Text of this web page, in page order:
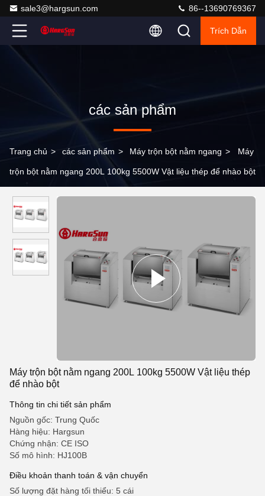
sale3@hargsun.com 86--13690769367
Trích Dẫn
các sản phẩm
Trang chủ > các sản phẩm > Máy trộn bột nằm ngang > Máy
trộn bột nằm ngang 200L 100kg 5500W Vật liệu thép để nhào bột
Máy trộn bột nằm ngang 200L 100kg 5500W Vật liệu thép
để nhào bột
Thông tin chi tiết sản phẩm
Nguồn gốc: Trung Quốc
Hàng hiệu: Hargsun
Chứng nhận: CE ISO
Số mô hình: HJ100B
Điều khoản thanh toán & vận chuyển
Số lượng đặt hàng tối thiểu: 5 cái